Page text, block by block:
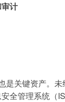
计
关键资产。
全管理系统